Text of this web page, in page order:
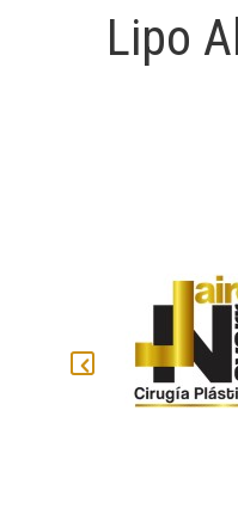
Lipo